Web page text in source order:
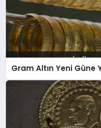
MAGAZIN
SAĞLIK
SIYASET
TEKNOLOJI
Gram Altın Yeni Güne